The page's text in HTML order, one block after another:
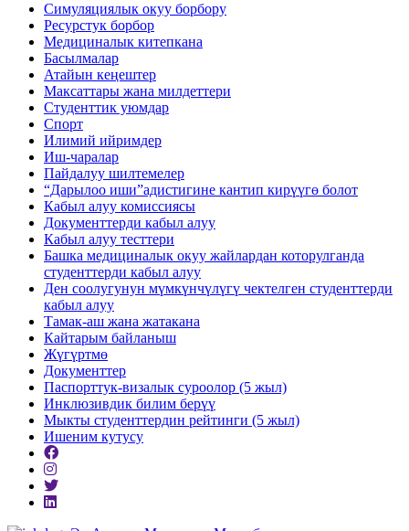
Симуляциялык окуу борбору
Ресурстук борбор
Медициналык китепкана
Басылмалар
Атайын кеңештер
Максаттары жана милдеттери
Студенттик уюмдар
Спорт
Илимий ийримдер
Иш-чаралар
Пайдалуу шилтемелер
“Дарылоо иши”адистигине кантип кирүүгө болот
Кабыл алуу комиссиясы
Документтерди кабыл алуу
Кабыл алуу тесттери
Башка медициналык окуу жайлардан которулганда
студенттерди кабыл алуу
Ден соолугунун мүмкүнчүлүгү чектелген студенттерди
кабыл алуу
Тамак-аш жана жатакана
Кайтарым байланыш
Жүгүртмө
Документтер
Паспорттук-визалык суроолор (5 жыл)
Инклюзивдик билим берүү
Мыкты студенттердин рейтинги (5 жыл)
Ишеним кутусу